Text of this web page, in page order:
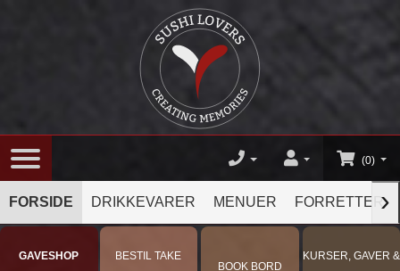
(0)
FORSIDE DRIKKEVARER MENUER FORRETTER›
GAVESHOP
BESTIL TAKE
BOOK BORD
KURSER, GAVER &